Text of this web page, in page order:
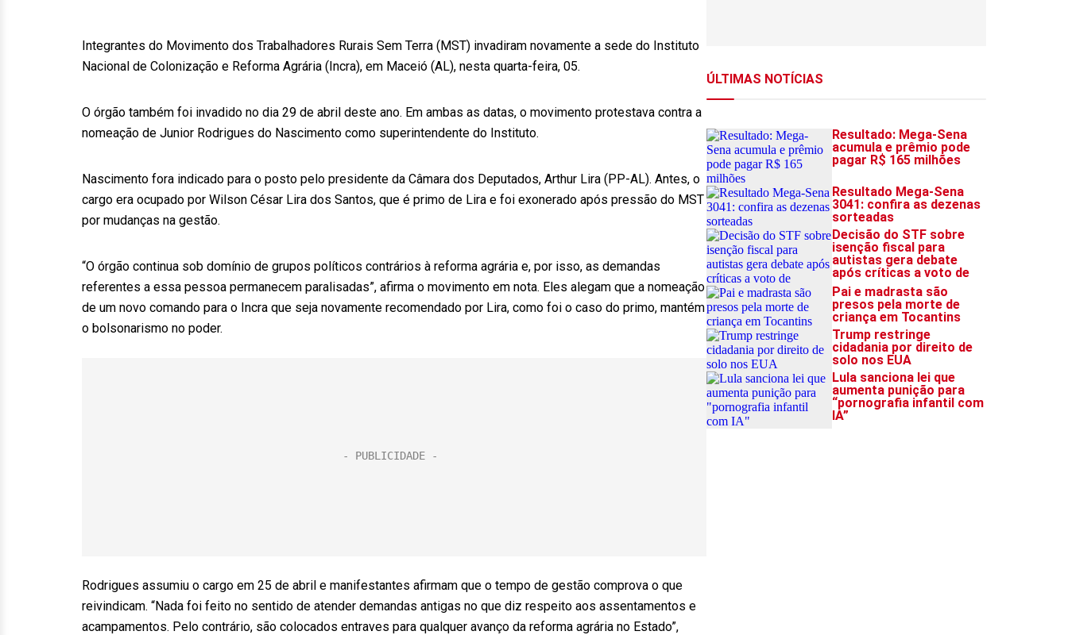
Integrantes do Movimento dos Trabalhadores Rurais Sem Terra (MST) invadiram novamente a sede do Instituto
Nacional de Colonização e Reforma Agrária (Incra), em Maceió (AL), nesta quarta-feira, 05.
O órgão também foi invadido no dia 29 de abril deste ano. Em ambas as datas, o movimento protestava contra a
nomeação de Junior Rodrigues do Nascimento como superintendente do Instituto.
Nascimento fora indicado para o posto pelo presidente da Câmara dos Deputados, Arthur Lira (PP-AL). Antes, o
cargo era ocupado por Wilson César Lira dos Santos, que é primo de Lira e foi exonerado após pressão do MST
por mudanças na gestão.
“O órgão continua sob domínio de grupos políticos contrários à reforma agrária e, por isso, as demandas
referentes a essa pessoa permanecem paralisadas”, afirma o movimento em nota. Eles alegam que a nomeação
de um novo comando para o Incra que seja novamente recomendado por Lira, como foi o caso do primo, mantém
o bolsonarismo no poder.
Rodrigues assumiu o cargo em 25 de abril e manifestantes afirmam que o tempo de gestão comprova o que
reivindicam. “Nada foi feito no sentido de atender demandas antigas no que diz respeito aos assentamentos e
acampamentos. Pelo contrário, são colocados entraves para qualquer avanço da reforma agrária no Estado”,